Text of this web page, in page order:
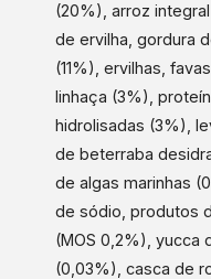
de excelência, esta
origem animal, incluindo
qualidade, essenciais
vitalidade diária e
uma abordagem
com uma filosofia
(20%), arroz
de ervilha, gordura
(11%), ervilhas,
linhaça (3%),
hidrolisadas (3%),
de beterraba
de algas marinhas
de sódio, produtos
(MOS 0,2%), yucca
(0,03%), casca de